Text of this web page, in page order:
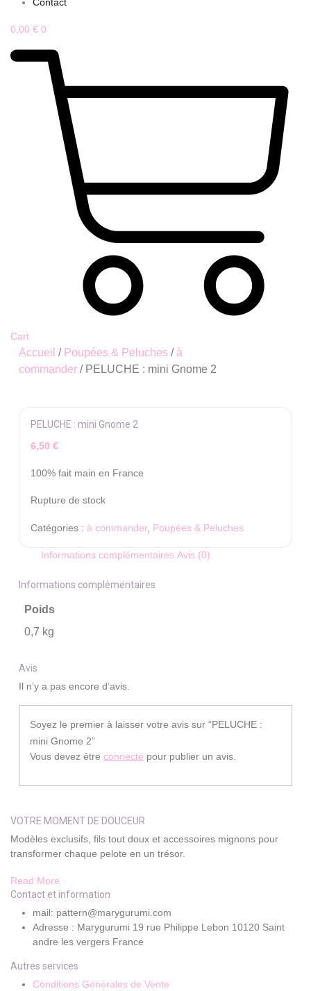
0,00 € 0
Cart
Accueil / Poupées & Peluches / à
commander / PELUCHE : mini Gnome 2
PELUCHE : mini Gnome 2
6,50 €
100% fait main en France
Rupture de stock
Catégories : à commander, Poupées & Peluches
Informations complémentaires Avis (0)
Informations complémentaires
Poids
0,7 kg
Avis
Il n’y a pas encore d’avis.
Soyez le premier à laisser votre avis sur “PELUCHE :
mini Gnome 2”
Vous devez être connecté pour publier un avis.
VOTRE MOMENT DE DOUCEUR
Modèles exclusifs, fils tout doux et accessoires mignons pour
transformer chaque pelote en un trésor.
Read More
Contact et information
mail: pattern@marygurumi.com
Adresse : Marygurumi 19 rue Philippe Lebon 10120 Saint
andre les vergers France
Autres services
Conditions Générales de Vente